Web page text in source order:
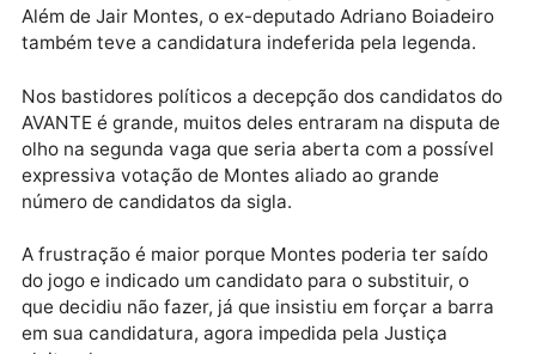
na urna de votação, mas não será computado como
válido.
Com isso, o AVANTE, que no início da campanha
projeção de fazer ao menos dois deputados entre os
seus 25 candidatos vê suas expectativas
Além de Jair Montes, o ex-deputado Adriano
também teve a candidatura indeferida pela legenda.
Nos bastidores políticos a decepção dos candidatos
AVANTE é grande, muitos deles entraram na disputa
olho na segunda vaga que seria aberta com a